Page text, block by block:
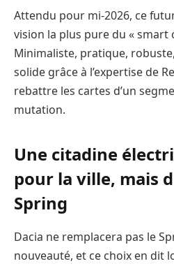
Attendu pour mi-2026, ce
vision la plus pure du « smart
Minimaliste, pratique,
solide grâce à l’expertise de
rebattre les cartes d’un
mutation.
Une citadine
pour la ville, mais
Spring
Dacia ne remplacera pas le
nouveauté, et ce choix en dit